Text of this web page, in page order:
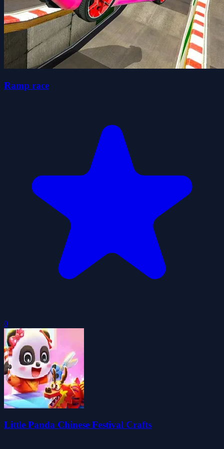
Ramp race
0
Little Panda Chinese Festival Crafts